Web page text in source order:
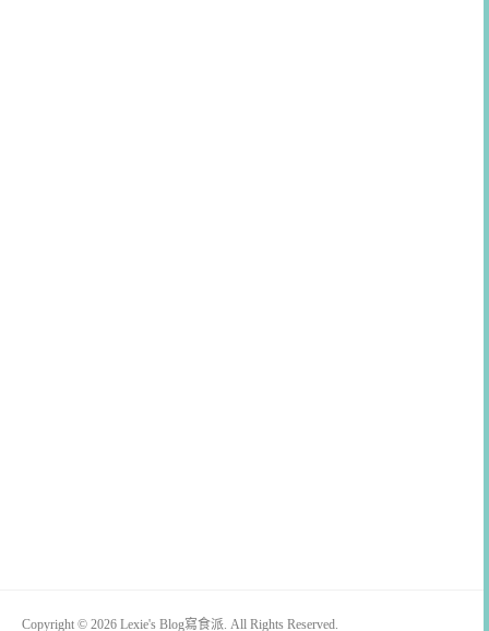
Copyright © 2026 Lexie's Blog寫食派. All Rights Reserved.